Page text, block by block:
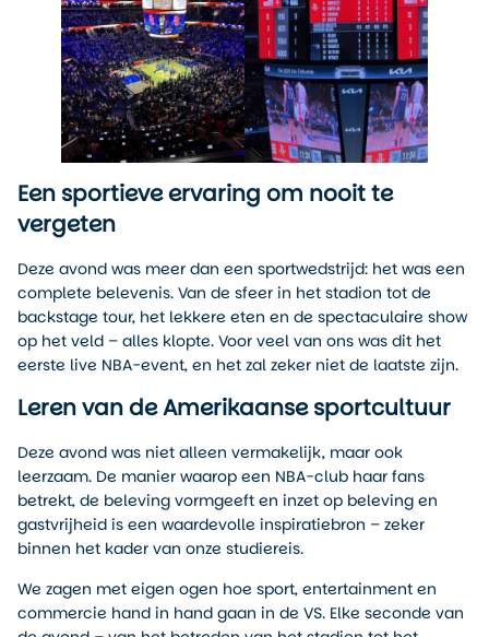
Een sportieve ervaring om nooit te
vergeten
Deze avond was meer dan een sportwedstrijd: het was een
complete belevenis. Van de sfeer in het stadion tot de
backstage tour, het lekkere eten en de spectaculaire show
op het veld – alles klopte. Voor veel van ons was dit het
eerste live NBA-event, en het zal zeker niet de laatste zijn.
Leren van de Amerikaanse sportcultuur
Deze avond was niet alleen vermakelijk, maar ook
leerzaam. De manier waarop een NBA-club haar fans
betrekt, de beleving vormgeeft en inzet op beleving en
gastvrijheid is een waardevolle inspiratiebron – zeker
binnen het kader van onze studiereis.
We zagen met eigen ogen hoe sport, entertainment en
commercie hand in hand gaan in de VS. Elke seconde van